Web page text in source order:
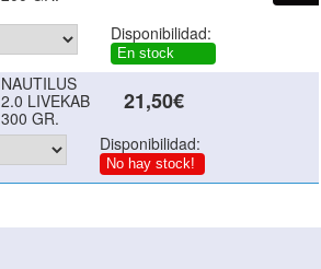
Disponibilidad:
En stock
NAUTILUS
2.0 LIVEKAB
300 GR.
21,50€
Disponibilidad:
No hay stock!